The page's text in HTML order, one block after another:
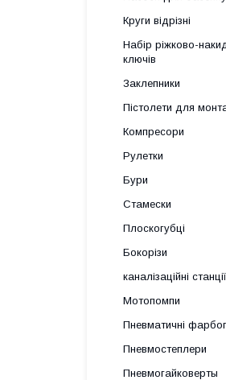
Круги відрізні
Набір ріжково-
ключів
Заклепники
Пістолети для
Компресори
Рулетки
Бури
Стамески
Плоскогубці
Бокорізи
каналізаційні станції
Мотопомпи
Пневматичні
Пневмостеплери
Пневмогайковерты